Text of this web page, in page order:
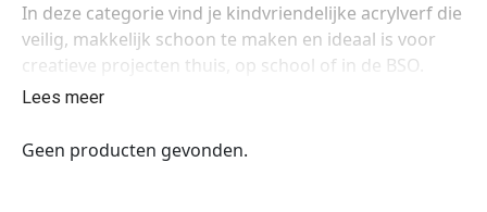
In deze categorie vind je kindvriendelijke acrylverf die
veilig, makkelijk schoon te maken en ideaal is voor
creatieve projecten thuis, op school of in de BSO.
Lees meer
Geen producten gevonden.